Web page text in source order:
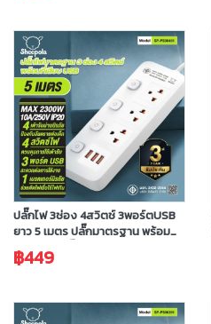
ปลั๊กไฟ 3ช่อง 4สวิตช์ 3พอร์ตUSB
ยาว 5 เมตร ปลั๊กมาตรฐาน พร้อม
ช่องUSB ปลั๊กสามตา มีมอก.ประกัน
3 ปี
฿449